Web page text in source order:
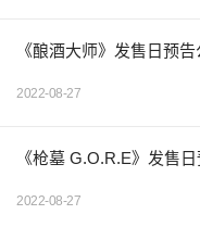
《酿酒大师》发售日预
2022-08-27
《枪墓 G.O.R.E》发售
2022-08-27